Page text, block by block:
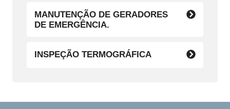
MANUTENÇÃO DE GERADORES
DE EMERGÊNCIA.
INSPEÇÃO TERMOGRÁFICA